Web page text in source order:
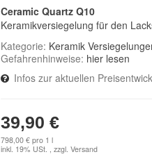
Ceramic Quartz Q10
Keramikversiegelung für den
Kategorie: Keramik
Gefahrenhinweise: hier lesen
Infos zur aktuellen
39,90 €
798,00 € pro 1 l
inkl. 19% USt. , zzgl.Versand